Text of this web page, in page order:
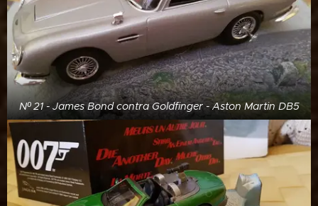
Nº 21 - James Bond contra Goldfinger - Aston Martin DB5